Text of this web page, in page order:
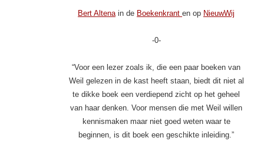
Bert Altenain de Boekenkranten op NieuwWij
-0-
“Voor een lezer zoals ik, die een paar boeken van
Weil gelezen in de kast heeft staan, biedt dit niet al
te dikke boek een verdiepend zicht op het geheel
van haar denken. Voor mensen die met Weil willen
kennismaken maar niet goed weten waar te
beginnen, is dit boek een geschikte inleiding.”